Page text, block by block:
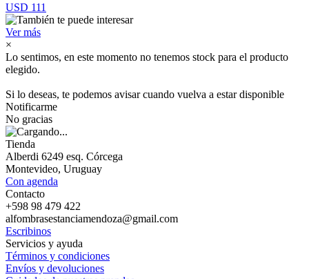
USD 111
Ver más
×
Lo sentimos, en este momento no tenemos stock para el producto
elegido.
Si lo deseas, te podemos avisar cuando vuelva a estar disponible
Notificarme
No gracias
Tienda
Alberdi 6249 esq. Córcega
Montevideo, Uruguay
Con agenda
Contacto
+598 98 479 422
alfombrasestanciamendoza@gmail.com
Escribinos
Servicios y ayuda
Términos y condiciones
Envíos y devoluciones